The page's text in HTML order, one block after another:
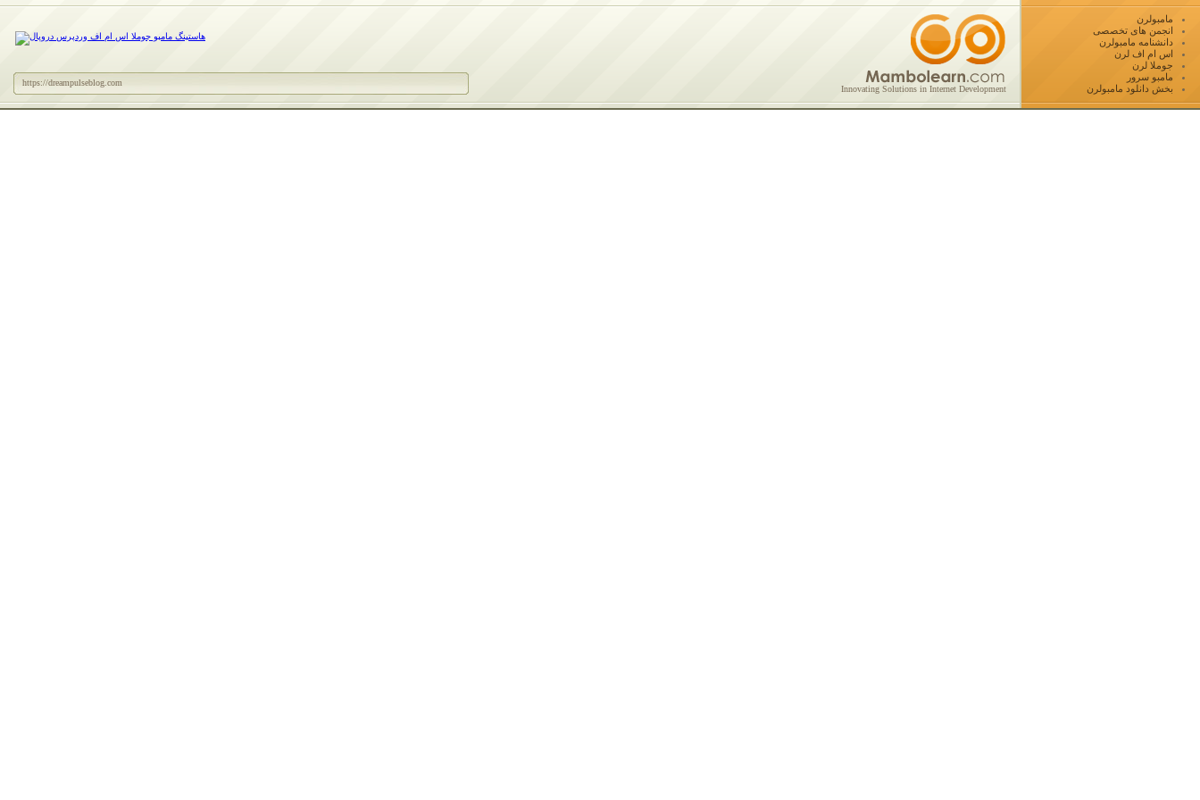
مامبولرن
انجمن های تخصصی
دانشنامه مامبولرن
اس ام اف لرن
جوملا لرن
مامبو سرور
بخش دانلود مامبولرن
Innovating Solutions in Internet Development
https://dreampulseblog.com